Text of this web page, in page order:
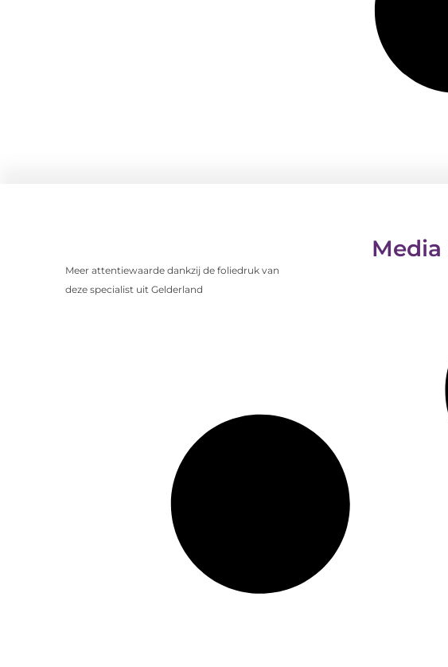
Media
Meer attentiewaarde dankzij de foliedruk van
deze specialist uit Gelderland